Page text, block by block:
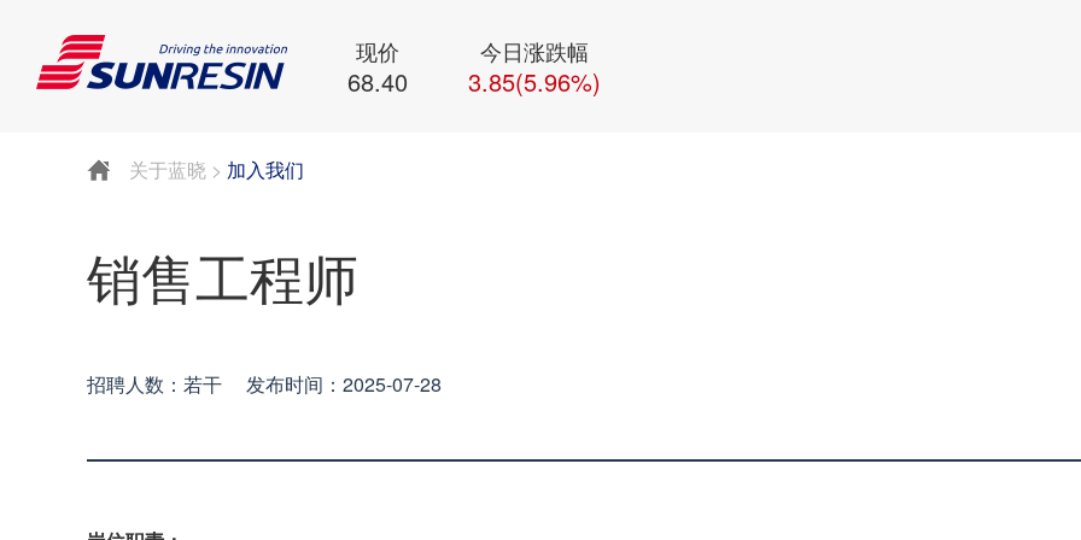
现价
68.40
今日涨跌幅
3.85(5.96%)
关于蓝晓 > 加入我们
销售工程师
招聘人数：若干 发布时间：2025-07-28